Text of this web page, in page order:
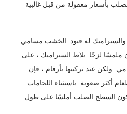
بأسعار معقولة من قبل غالبية
والسيراميك له قيود. الخشب مسامي
لزجًا. بلاط السيراميك ، على
عند تركيبها بأرقام ، فإن
أكثر صعوبة. باستثناء اللحامات
السطح الصلب أملسًا على طول